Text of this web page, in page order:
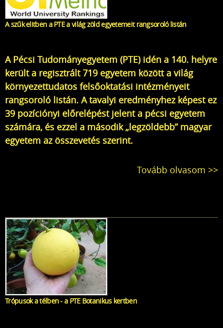
A szűk elitben a PTE a világ zöld egyetemeit rangsoroló listán
A Pécsi Tudományegyetem (PTE) idén a 140. helyre
került a regisztrált 719 egyetem között a világ
környezettudatos felsőoktatási intézményeit
rangsoroló listán. A tavalyi eredményhez képest ez
39 pozíciónyi előrelépést jelent a pécsi egyetem
számára, és ezzel a második „legzöldebb” magyar
egyetem az összevetés szerint.
Tovább olvasom >>
Trópusok a télben - a PTE Botanikus kertben